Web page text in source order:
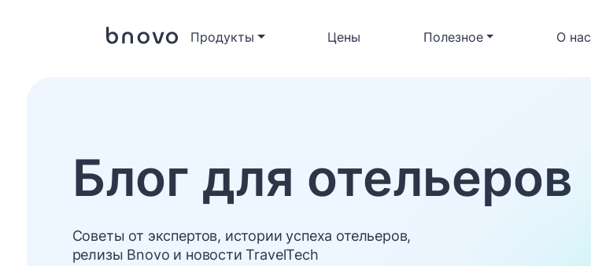
Продукты Цены Полезное О нас
Блог для отельеров
Советы от экспертов, истории успеха отельеров,
релизы Bnovo и новости TravelTech